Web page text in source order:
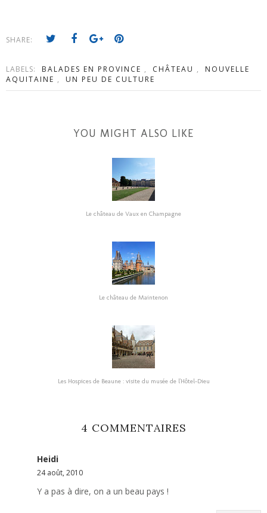
SHARE:
LABELS: BALADES EN PROVINCE , CHÂTEAU ,
NOUVELLE
AQUITAINE , UN PEU DE CULTURE
YOU MIGHT ALSO LIKE
Le château de Vaux en Champagne
Le château de Maintenon
Les Hospices de Beaune : visite du musée de l'Hôtel-Dieu
4 COMMENTAIRES
Heidi
24 août, 2010
Y a pas à dire, on a un beau pays !